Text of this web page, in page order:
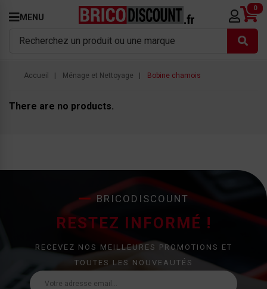
MENU
0
Accueil Ménage et Nettoyage Bobine chamois
There are no products.
BRICODISCOUNT
RESTEZ INFORMÉ !
RECEVEZ NOS MEILLEURES PROMOTIONS ET
TOUTES LES NOUVEAUTÉS